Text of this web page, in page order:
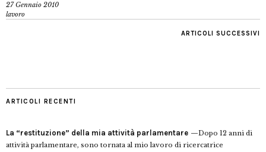
27 Gennaio 2010
lavoro
ARTICOLI SUCCESSIVI
ARTICOLI RECENTI
La “restituzione” della mia attività parlamentare
Dopo 12 anni di
attività parlamentare, sono tornata al mio lavoro di ricercatrice